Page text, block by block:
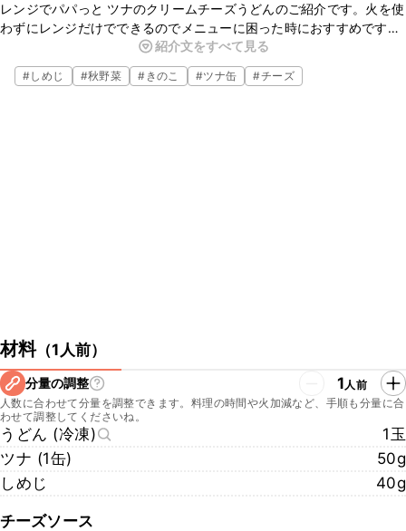
レンジでパパっと ツナのクリームチーズうどんのご紹介です。火を使
わずにレンジだけでできるのでメニューに困った時におすすめです。
クリームチーズのソースと大葉のさっぱりした風味が意外と合うので
是非お試しください。
紹介文をすべて見る
#しめじ #秋野菜 # きのこ #ツナ缶 #チーズ
材料（1人前）
分量の調整 1人前
人数に合わせて分量を調整できます。料理の時間や火加減など、手順も分量に合
わせて調整してくださいね。
うどん (冷凍)
1玉
ツナ (1缶)
50g
しめじ
40g
チーズソース